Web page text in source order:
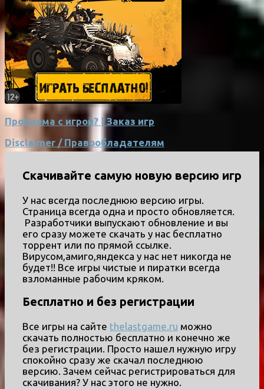
Проблема с игрой? | Заказ игр
Disclaimer / Правообладателям
Скачивайте самую новую версию игр
У нас всегда последнюю версию игры.
Страница всегда одна и просто обновляется.
Разработчики выпускают обновление и вы
его сразу можете скачать у нас бесплатно
торрент или по прямой ссылке.
Вирусом,амиго,яндекса у нас нет никогда не
будет!! Все игры чистые и пиратки всегда
взломанные рабочим кряком.
Бесплатно и без регистрации
Все игры на сайте thelastgame.ru можно
скачать полностью бесплатно и конечно же
без регистрации. Просто нашел нужную игру
спокойно сразу же скачал последнюю
версию. Зачем сейчас регистрироваться для
скачивания? У нас этого не нужно.